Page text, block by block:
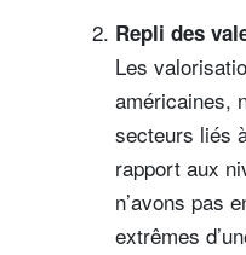
Repli des
Les
américaines,
secteurs liés
rapport aux
n’avons pas
extrêmes